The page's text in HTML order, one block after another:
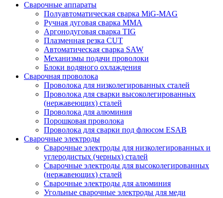
Сварочные аппараты
Полуавтоматическая сварка MiG-MAG
Ручная дуговая сварка MMA
Аргонодуговая сварка TIG
Плазменная резка CUT
Автоматическая сварка SAW
Механизмы подачи проволоки
Блоки водяного охлаждения
Сварочная проволока
Проволока для низколегированных сталей
Проволока для сварки высоколегированных
(нержавеющих) сталей
Проволока для алюминия
Порошковая проволока
Проволока для сварки под флюсом ESAB
Сварочные электроды
Сварочные электроды для низколегированных и
углеродистых (черных) сталей
Сварочные электроды для высоколегированных
(нержавеющих) сталей
Сварочные электроды для алюминия
Угольные сварочные электроды для меди